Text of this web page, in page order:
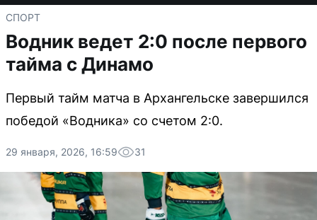
СПОРТ
Водник ведет 2:0 после первого
тайма с Динамо
Первый тайм матча в Архангельске завершился
победой «Водника» со счетом 2:0.
29 января, 2026, 16:59 31